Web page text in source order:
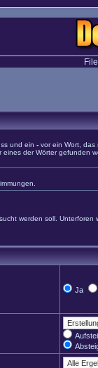
und ein - vor ein Wort, das
eines der Wörter gefunden
werden soll.
Ja